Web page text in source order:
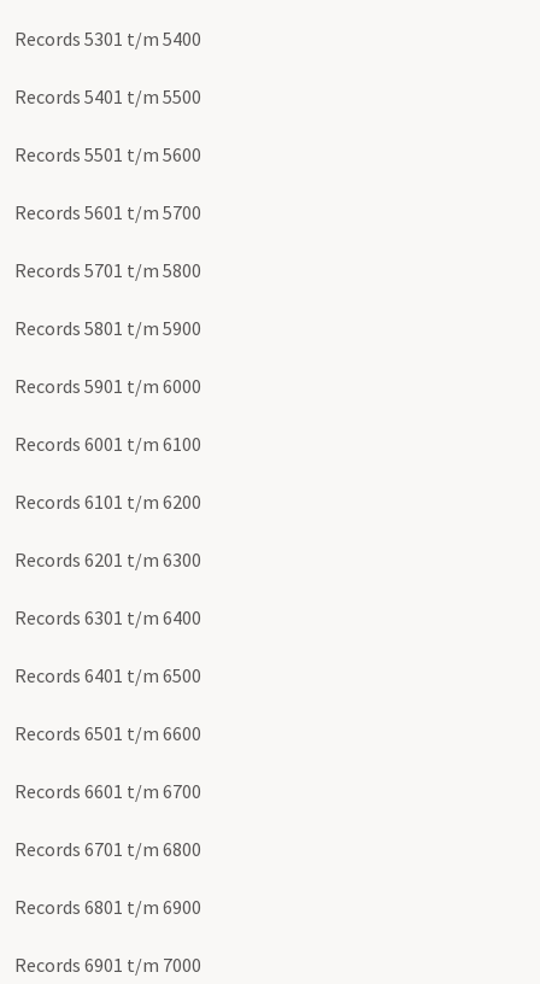
Records 5301 t/m 5400
Records 5401 t/m 5500
Records 5501 t/m 5600
Records 5601 t/m 5700
Records 5701 t/m 5800
Records 5801 t/m 5900
Records 5901 t/m 6000
Records 6001 t/m 6100
Records 6101 t/m 6200
Records 6201 t/m 6300
Records 6301 t/m 6400
Records 6401 t/m 6500
Records 6501 t/m 6600
Records 6601 t/m 6700
Records 6701 t/m 6800
Records 6801 t/m 6900
Records 6901 t/m 7000